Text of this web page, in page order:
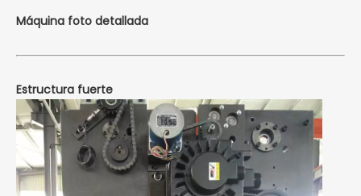
Máquina foto detallada
Estructura fuerte